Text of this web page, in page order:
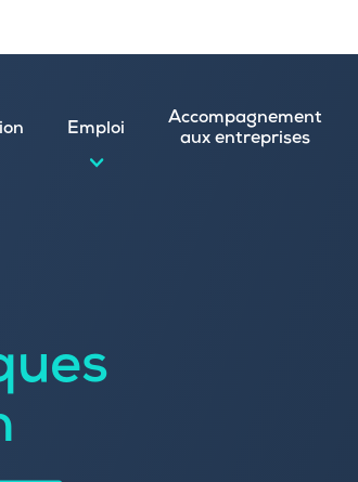
Emploi
Accompagnement
aux entreprises